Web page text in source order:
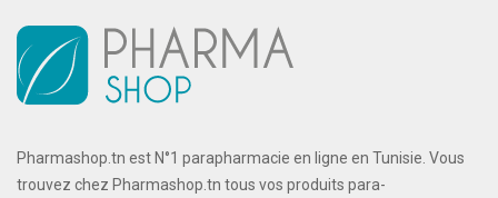
Pharmashop.tn est N°1 parapharmacie en ligne en Tunisie. Vous
trouvez chez Pharmashop.tn tous vos produits para-